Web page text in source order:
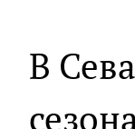
В